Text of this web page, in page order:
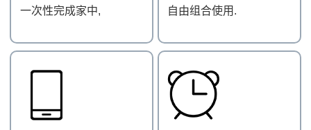
一次性完成家中,
自由组合使用.